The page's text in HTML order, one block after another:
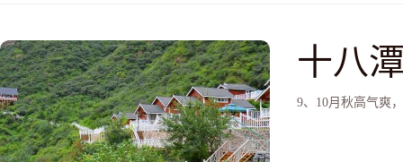
十八
9、10月秋高气爽